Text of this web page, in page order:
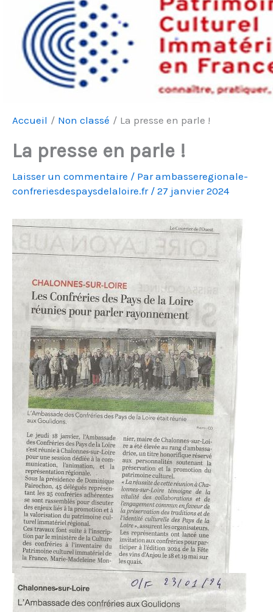
Accueil Non classé La presse en parle !
La presse en parle !
Laisser un commentaire / Parambasseregionale-
confreriesdespaysdelaloire.fr / 27 janvier 2024